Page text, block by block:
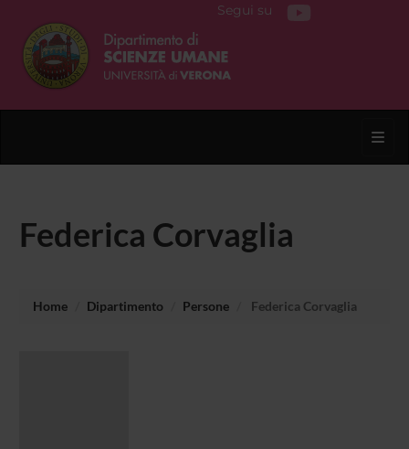
Segui su
Federica Corvaglia
Home Dipartimento Persone Federica Corvaglia